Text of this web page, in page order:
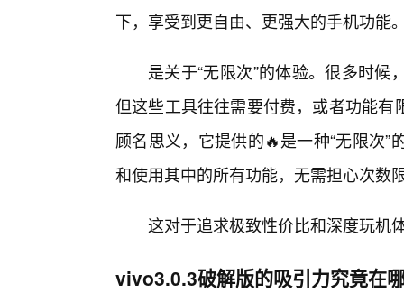
下，享受到更自由、更强大的手机功能
是关于“无限次”的体验。很多时
但这些工具往往需要付费，或者功能
顾名思义，它提供的🔥是一种“无限次
和使用其中的所有功能，无需担心次数
这对于追求极致性价比和深度玩机
vivo3.0.3破解版的吸引力究竟在